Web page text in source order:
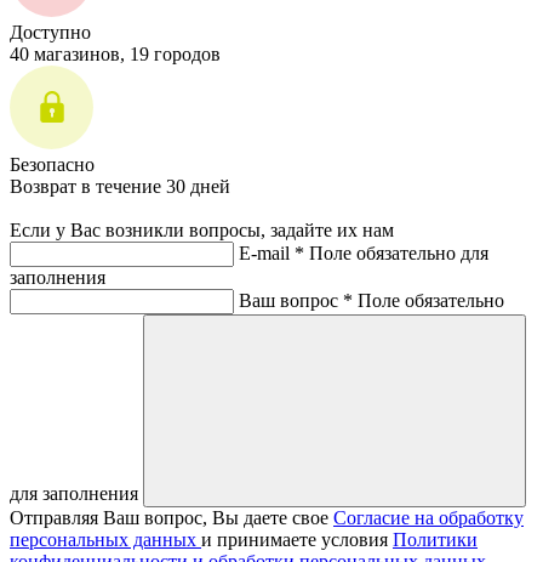
Доступно
40 магазинов, 19 городов
Безопасно
Возврат в течение 30 дней
Если у Вас возникли вопросы, задайте их нам
E-mail * Поле обязательно для
заполнения
Ваш вопрос * Поле обязательно
для заполнения
Отправляя Ваш вопрос, Вы даете свое Согласие на обработку
персональных данных и принимаете условия Политики